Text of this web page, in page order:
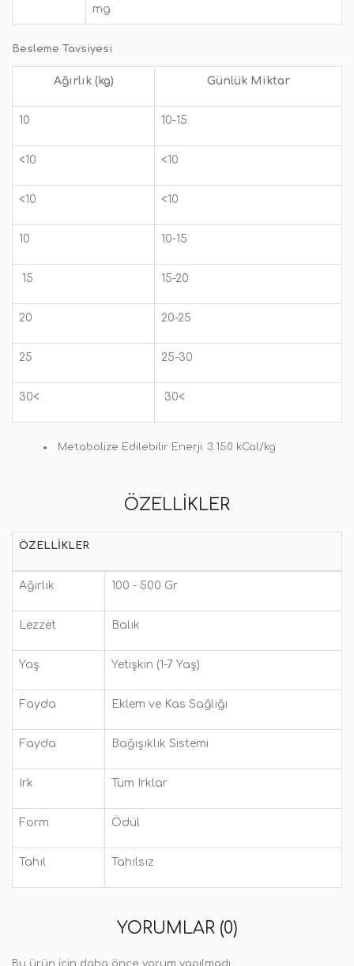
mg
Besleme Tavsiyesi
Ağırlık (kg) Günlük Miktar
10 10-15
<10 <10
<10 <10
10 10-15
15 15-20
20 20-25
25 25-30
30< 30<
Metabolize Edilebilir Enerji: 3.150 kCal/kg
ÖZELLIKLER
ÖZELLIKLER
Ağırlık 100 - 500 Gr
Lezzet Balık
Yaş Yetişkin (1-7 Yaş)
Fayda Eklem ve Kas Sağlığı
Fayda Bağışıklık Sistemi
Irk Tüm Irklar
Form Ödül
Tahıl Tahılsız
YORUMLAR (0)
Bu ürün için daha önce yorum yapılmadı.